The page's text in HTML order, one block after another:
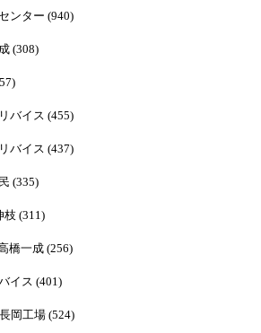
ンター (940)
(308)
バイス (455)
バイス (437)
(335)
枝 (311)
橋一成 (256)
イス (401)
岡工場 (524)